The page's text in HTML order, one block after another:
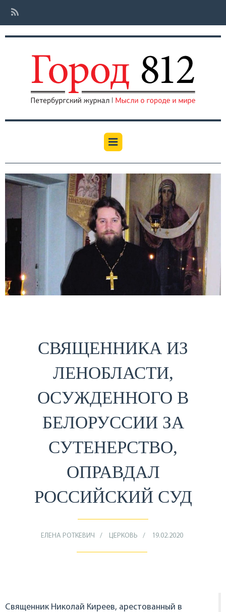
СВЯЩЕННИКА ИЗ
ЛЕНОБЛАСТИ,
ОСУЖДЕННОГО В
БЕЛОРУССИИ ЗА
СУТЕНЕРСТВО,
ОПРАВДАЛ
РОССИЙСКИЙ СУД
ЕЛЕНА РОТКЕВИЧ ЦЕРКОВЬ 19.02.2020
Священник Николай Киреев, арестованный в